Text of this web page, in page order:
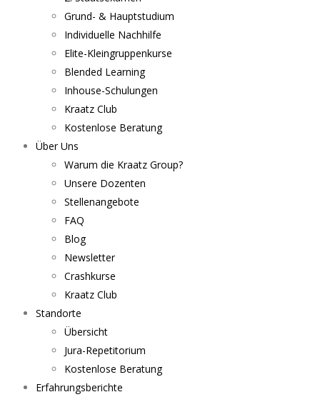
Grund- & Hauptstudium
Individuelle Nachhilfe
Elite-Kleingruppenkurse
Blended Learning
Inhouse-Schulungen
Kraatz Club
Kostenlose Beratung
Über Uns
Warum die Kraatz Group?
Unsere Dozenten
Stellenangebote
FAQ
Blog
Newsletter
Crashkurse
Kraatz Club
Standorte
Übersicht
Jura-Repetitorium
Kostenlose Beratung
Erfahrungsberichte